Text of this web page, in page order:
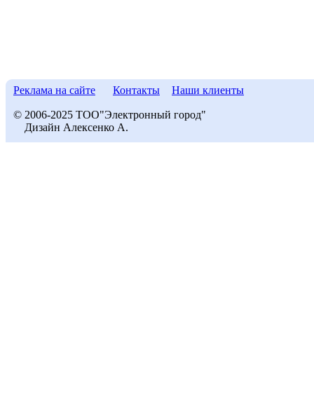
Реклама на сайте Контакты Наши клиенты
© 2006-2025 ТОО"Электронный город"
Дизайн Алексенко А.